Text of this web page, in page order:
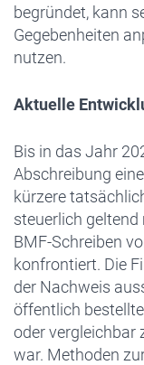
begründet, kann
Gegebenheiten
nutzen.
Aktuelle
Bis in das Jahr
Abschreibung
kürzere
steuerlich
BMF-Schreiben
konfrontiert. Die
der Nachweis
öffentlich
oder vergleichbar
war. Methoden